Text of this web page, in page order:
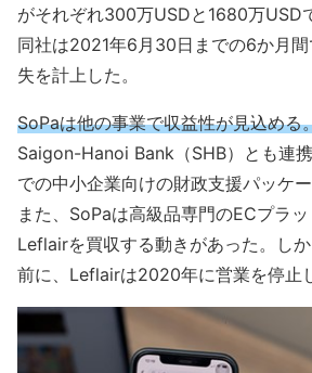
がそれぞれ300万USDと1680万USD
同社は2021年6月30日までの6か月
失を計上した。
SoPaは他の事業で収益性が見込める
Saigon-Hanoi Bank（SHB）とも連
での中小企業向けの財政支援パッケ
また、SoPaは高級品専門のECプラ
Leflairを買収する動きがあった。し
前に、Leflairは2020年に営業を停止